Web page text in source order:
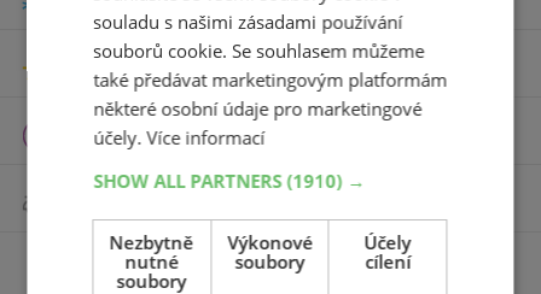
Letní pneumatiky
Celoroční pneumatiky
Motocyklové pneumatiky
Příslušenství
souladu s našimi zásadami používání
souborů cookie. Se souhlasem můžeme
také předávat marketingovým platformám
některé osobní údaje pro marketingové
účely.Více informací
SHOW ALL PARTNERS(1910) →
Nezbytně
nutné
soubory
Výkonové
soubory
Účely
cílení